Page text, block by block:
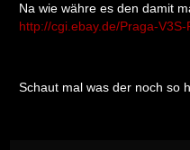
Na wie währe es den damit
http://cgi.ebay.de/Praga-
Schaut mal was der noch so